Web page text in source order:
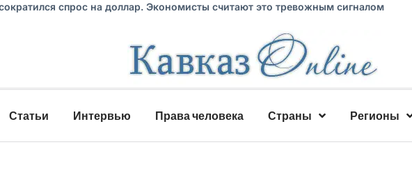
спрос на доллар. Экономисты считают это тревожным сигналом
Статьи Интервью Права человека Страны Регионы